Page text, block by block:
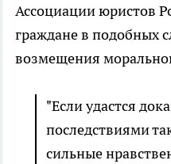
Ассоциации юристов
граждане в подобных
возмещения
"Если удастся
последствиями
сильные